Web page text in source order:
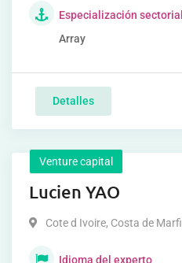
Especialización sectorial
Array
Detalles
Venture capital
Lucien YAO
Cote d Ivoire, Costa de Marfil
Idioma del experto